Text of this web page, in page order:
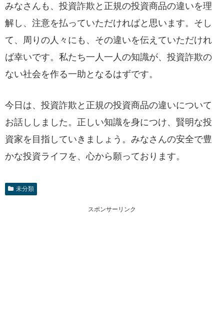
みなさんも、投資詐欺と正規の投資商品の違いを理
解し、注意を払っていただければと思います。そし
て、周りの人々にも、その違いを伝えていただけれ
ば幸いです。私たち一人一人の知識が、投資詐欺の
ない社会を作る一助となるはずです。
今日は、投資詐欺と正規の投資商品の違いについて
お話ししました。正しい知識を身につけ、賢明な投
資家を目指していきましょう。みなさんの安全で豊
かな投資ライフを、心から願っております。
未分類
スポンサーリンク